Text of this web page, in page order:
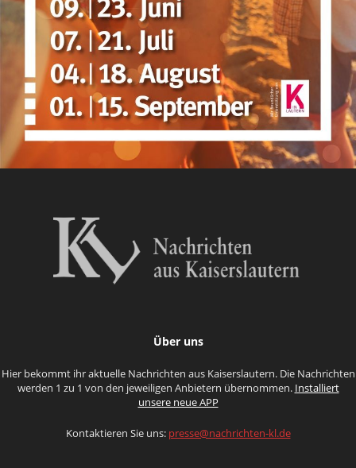
Über uns
Hier bekommt ihr aktuelle Nachrichten aus Kaiserslautern. Die Nachrichten
werden 1 zu 1 von den jeweiligen Anbietern übernommen. Installiert
unsere neue APP
Kontaktieren Sie uns: presse@nachrichten-kl.de